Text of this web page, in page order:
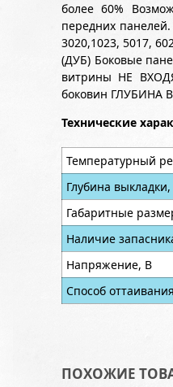
более 60%
передних
3020,1023, 5017,
(ДУБ) Боковые
витрины НЕ
боковин
Технические
Температурный
Глубина
Габаритные
Наличие
Напряжение, В
Способ
ПОХОЖИЕ